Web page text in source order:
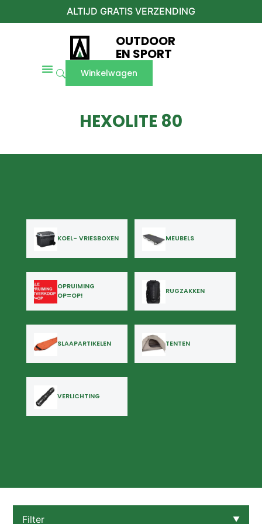
ALTIJD GRATIS VERZENDING
OUTDOOR
EN SPORT
Winkelwagen
HEXOLITE 80
KOEL- VRIESBOXEN MEUBELS
OPRUIMING
OP=OP!
RUGZAKKEN
SLAAPARTIKELEN TENTEN
VERLICHTING
Filter ▼